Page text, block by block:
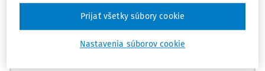
sa len zaregistrovať.
Vďaka registrácii získate prístup aj k
Nastavenia súborov cookie
Prijať všetky súbory cookie